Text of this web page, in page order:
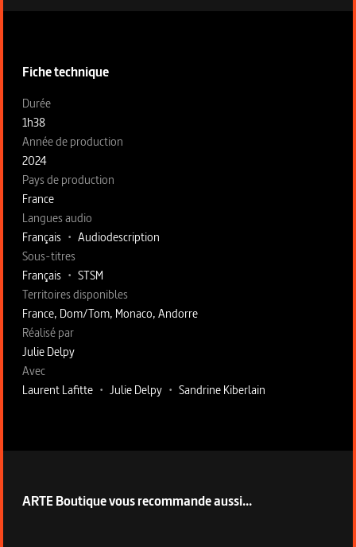
Fiche technique
Fiche technique section gauche
Durée
1h38
Année de production
2024
Pays de production
France
Langues audio
Français • Audiodescription
Sous-titres
Français • STSM
Territoires disponibles
France, Dom/Tom, Monaco, Andorre
Fiche technique section droite
Réalisé par
Julie Delpy
Avec
Laurent Lafitte • Julie Delpy • Sandrine Kiberlain
ARTE Boutique vous recommande aussi...